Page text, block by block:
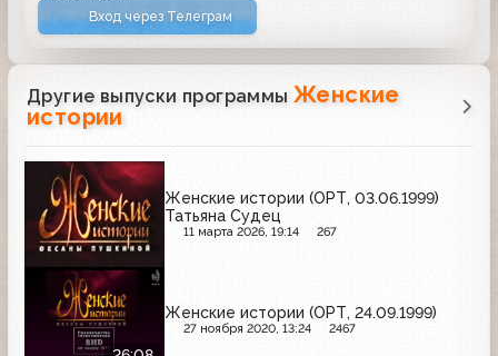
Вход через Телеграм
Другие выпуски программы Женские
истории
Женские истории (ОРТ, 03.06.1999)
Татьяна Судец
11 марта 2026, 19:14 267
Женские истории (ОРТ, 24.09.1999)
27 ноября 2020, 13:24 2467